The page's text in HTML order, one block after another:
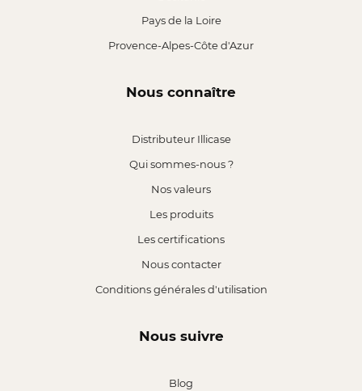
Pays de la Loire
Provence-Alpes-Côte d'Azur
Nous connaître
Distributeur Illicase
Qui sommes-nous ?
Nos valeurs
Les produits
Les certifications
Nous contacter
Conditions générales d'utilisation
Nous suivre
Blog